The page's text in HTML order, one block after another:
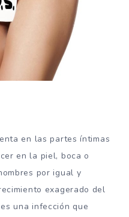
en las partes íntimas
en la piel, boca o
por igual y
exagerado del
una infección que